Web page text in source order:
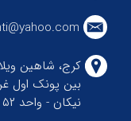
کرج، شاهین
بین پونک اول
نیکان - واحد ۵۲